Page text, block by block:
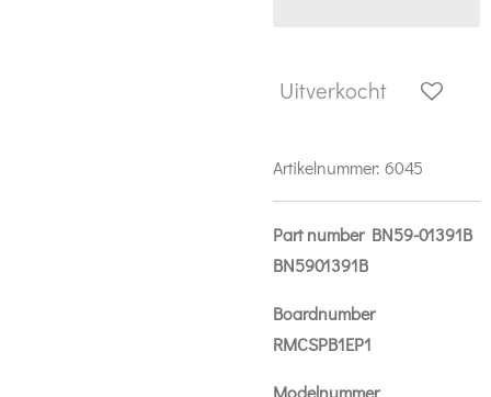
Uitverkocht
Artikelnummer: 6045
Part number BN59-01391B
BN5901391B
Boardnumber
RMCSPB1EP1
Modelnummer